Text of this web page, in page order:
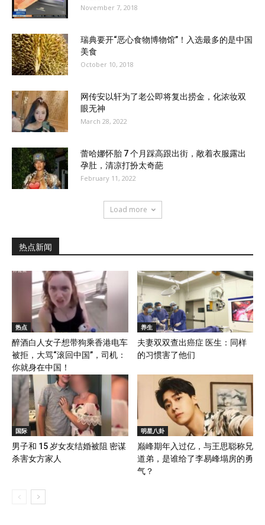
November 7, 2018
瑞典要开“恶心食物博物馆”！入选最多的是中国
美食
October 10, 2018
网传安以轩为了老公即将复出捞金，化浓妆双
眼无神
March 28, 2022
蕾哈娜怀胎 7 个月踩高跟出街，敞着衣服露出
孕肚，清凉打扮太奇葩
February 11, 2022
Load more
热点新闻
热点
醉酒白人女子想带狗乘香港电车
被拒，大骂“滚回中国”，司机：
你就身在中国！
养生
夫妻双双查出癌症 医生：同样
的习惯害了他们
国际
男子和 15 岁女友结婚被阻 密谋
杀害女方家人
明星八卦
巅峰期年入过亿，与王思聪称兄
道弟，是谁给了李易峰塌房的勇
气？